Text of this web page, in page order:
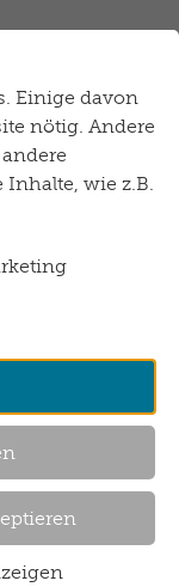
Einige davon
nötig. Andere
wie z.B.